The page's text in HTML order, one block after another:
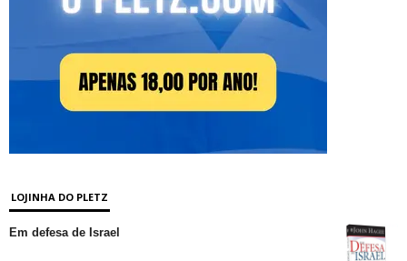
LOJINHA DO PLETZ
Em defesa de Israel